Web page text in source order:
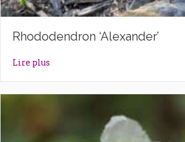
Rhododendron ‘Alexander’
Lire plus